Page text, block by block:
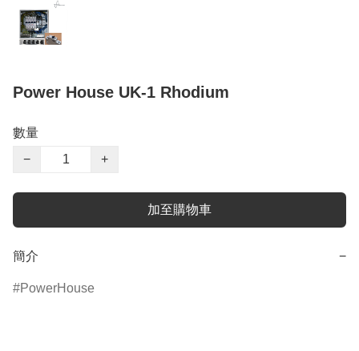
Power House UK-1 Rhodium
數量
−
+
加至購物車
簡介 −
PowerHouse